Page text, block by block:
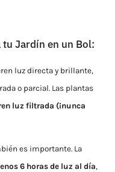
tu Jardín en un Bol:
luz directa y brillante,
o parcial. Las plantas
luz filtrada (¡nunca
es importante. La
6 horas de luz al día,